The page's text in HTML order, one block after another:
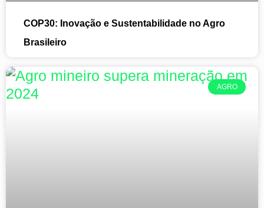
COP30: Inovação e Sustentabilidade no Agro
Brasileiro
AGRO